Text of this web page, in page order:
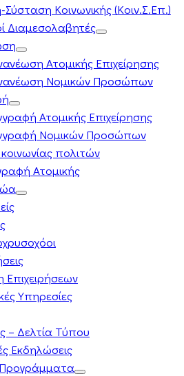
Σύσταση Κοινωνικής (Κοιν.Σ.Επ.)
Διαμεσολαβητές
Ατομικής Επιχείρησης
Νομικών Προσώπων
Ατομικής Επιχείρησης
Νομικών Προσώπων
πολιτών
Ατομικής
Επιχειρήσεων
Υπηρεσίες
– Δελτία Τύπου
Εκδηλώσεις